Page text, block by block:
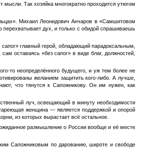
Так хозяйка многократно проходится утюгом
Михаил Леонидович Анчаров в «Самшитовом
перехватывает дух, и только с обидой спрашиваешь
главный герой, обладающий парадоксальным,
оставаясь «без сапог» в виде благ, должностей,
то неопределённого будущего, и уж тем более не
желанием защитить кого-либо. А лучше,
что тянутся к Сапожникову. Он им нужен, как
луч, освещающий в минуту необходимости
женщина — является поддержкой и опорой
из которых вырастает всё остальное.
размышление о России вообще и её месте
Сапожниковым по дарованию, широте и свободе